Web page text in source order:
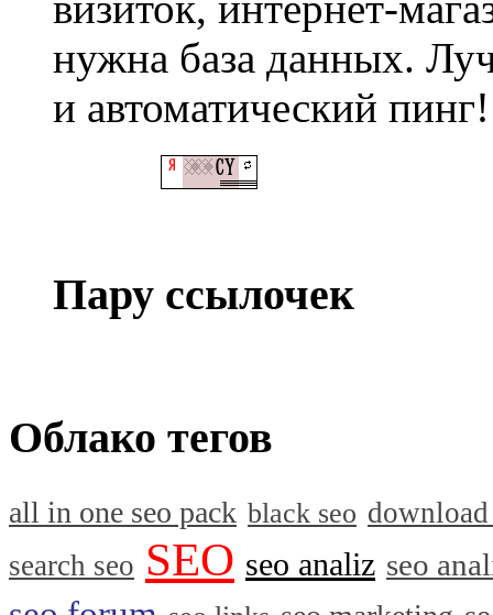
нужна база данных.
и автоматический пинг!
Пару ссылочек
Облако тегов
all in one seo pack black seo download
search seo SEO seo analiz seo